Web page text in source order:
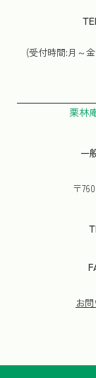
(受付時間:月～
栗林
一
〒
お